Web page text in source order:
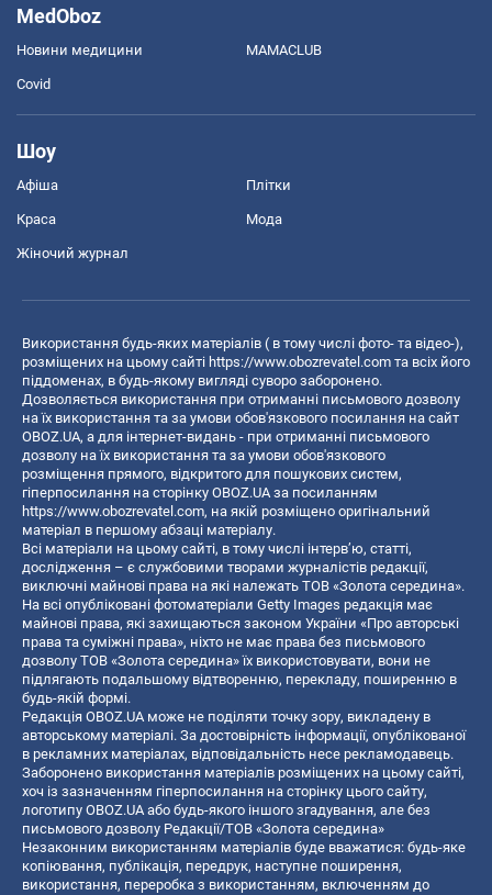
MedOboz
Новини медицини MAMACLUB
Covid
Шоу
Афіша Плітки
Краса Мода
Жіночий журнал
Використання будь-яких матеріалів ( в тому числі фото- та відео-),
розміщених на цьому сайті https://www.obozrevatel.com та всіх його
піддоменах, в будь-якому вигляді суворо заборонено.
Дозволяється використання при отриманні письмового дозволу
на їх використання та за умови обов'язкового посилання на сайт
OBOZ.UA, а для інтернет-видань - при отриманні письмового
дозволу на їх використання та за умови обов'язкового
розміщення прямого, відкритого для пошукових систем,
гіперпосилання на сторінку OBOZ.UA за посиланням
https://www.obozrevatel.com, на якій розміщено оригінальний
матеріал в першому абзаці матеріалу.
Всі матеріали на цьому сайті, в тому числі інтерв’ю, статті,
дослідження – є службовими творами журналістів редакції,
виключні майнові права на які належать ТОВ «Золота середина».
На всі опубліковані фотоматеріали Getty Images редакція має
майнові права, які захищаються законом України «Про авторські
права та суміжні права», ніхто не має права без письмового
дозволу ТОВ «Золота середина» їх використовувати, вони не
підлягають подальшому відтворенню, перекладу, поширенню в
будь-якій формі.
Редакція OBOZ.UA може не поділяти точку зору, викладену в
авторському матеріалі. За достовірність інформації, опублікованої
в рекламних матеріалах, відповідальність несе рекламодавець.
Заборонено використання матеріалів розміщених на цьому сайті,
хоч із зазначенням гіперпосилання на сторінку цього сайту,
логотипу OBOZ.UA або будь-якого іншого згадування, але без
письмового дозволу Редакції/ТОВ «Золота середина»
Незаконним використанням матеріалів буде вважатися: будь-яке
копiювання, публiкацiя, передрук, наступне поширення,
використання, переробка з використанням, включенням до